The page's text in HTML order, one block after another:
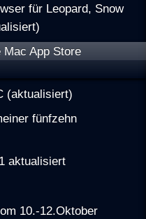
für Leopard, Snow
Mac App Store
(aktualisiert)
fünfzehn
aktualisiert
10.-12.Oktober